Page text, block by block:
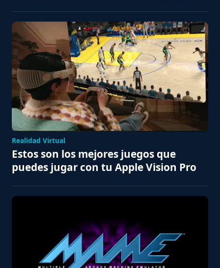
Realidad Virtual
Estos son los mejores juegos que
puedes jugar con tu Apple Vision Pro